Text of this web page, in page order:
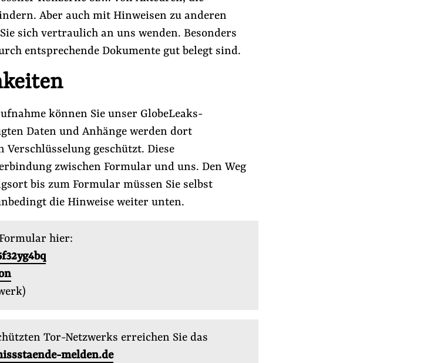
Aber auch mit Hinweisen zu anderen
sich vertraulich an uns wenden. Besonders
entsprechende Dokumente gut belegt sind.
können Sie unser GlobeLeaks-
Daten und Anhänge werden dort
geschützt. Diese
zwischen Formular und uns. Den Weg
bis zum Formular müssen Sie selbst
die Hinweise weiter unten.
hier:
Tor-Netzwerks erreichen Sie das
melden.de